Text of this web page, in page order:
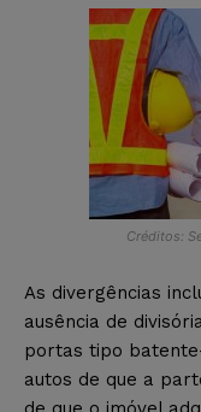
Créditos:
As divergências
ausência de
portas tipo
autos de que a